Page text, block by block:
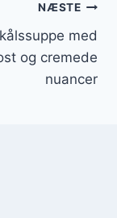
NÆSTE
med
og cremede
nuancer